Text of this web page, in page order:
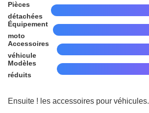
Pièces
détachées
Équipement
moto
Accessoires
véhicule
Modèles
réduits
Ensuite ! les accessoires pour véhicules.